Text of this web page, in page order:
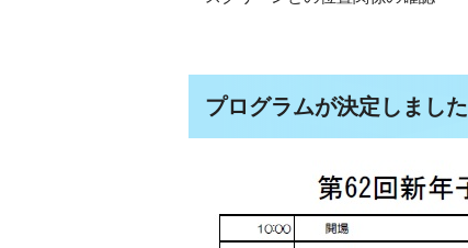
プログラムが決定しました